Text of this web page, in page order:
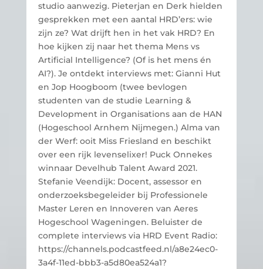
studio aanwezig. Pieterjan en Derk hielden
gesprekken met een aantal HRD’ers: wie
zijn ze? Wat drijft hen in het vak HRD? En
hoe kijken zij naar het thema Mens vs
Artificial Intelligence? (Of is het mens én
AI?). Je ontdekt interviews met: Gianni Hut
en Jop Hoogboom (twee bevlogen
studenten van de studie Learning &
Development in Organisations aan de HAN
(Hogeschool Arnhem Nijmegen.) Alma van
der Werf: ooit Miss Friesland en beschikt
over een rijk levenselixer! Puck Onnekes
winnaar Develhub Talent Award 2021.
Stefanie Veendijk: Docent, assessor en
onderzoeksbegeleider bij Professionele
Master Leren en Innoveren van Aeres
Hogeschool Wageningen. Beluister de
complete interviews via HRD Event Radio:
https://channels.podcastfeed.nl/a8e24ec0-
3a4f-11ed-bbb3-a5d80ea524a1?